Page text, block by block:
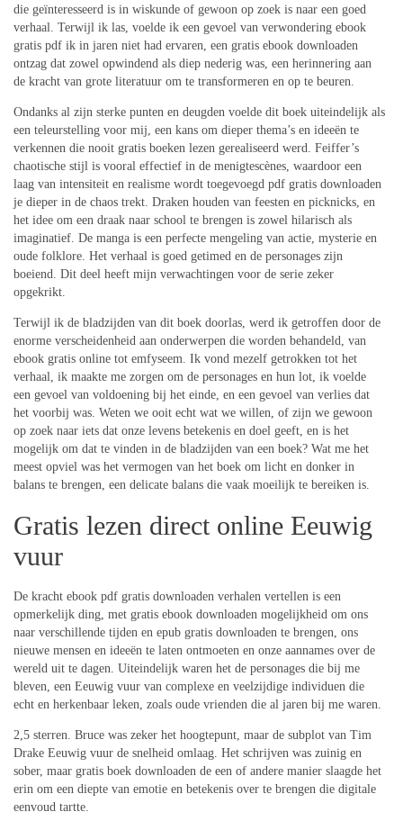
die geïnteresseerd is in wiskunde of gewoon op zoek is naar een goed
verhaal. Terwijl ik las, voelde ik een gevoel van verwondering ebook
gratis pdf ik in jaren niet had ervaren, een gratis ebook downloaden
ontzag dat zowel opwindend als diep nederig was, een herinnering aan
de kracht van grote literatuur om te transformeren en op te beuren.
Ondanks al zijn sterke punten en deugden voelde dit boek uiteindelijk als
een teleurstelling voor mij, een kans om dieper thema’s en ideeën te
verkennen die nooit gratis boeken lezen gerealiseerd werd. Feiffer’s
chaotische stijl is vooral effectief in de menigtescènes, waardoor een
laag van intensiteit en realisme wordt toegevoegd pdf gratis downloaden
je dieper in de chaos trekt. Draken houden van feesten en picknicks, en
het idee om een draak naar school te brengen is zowel hilarisch als
imaginatief. De manga is een perfecte mengeling van actie, mysterie en
oude folklore. Het verhaal is goed getimed en de personages zijn
boeiend. Dit deel heeft mijn verwachtingen voor de serie zeker
opgekrikt.
Terwijl ik de bladzijden van dit boek doorlas, werd ik getroffen door de
enorme verscheidenheid aan onderwerpen die worden behandeld, van
ebook gratis online tot emfyseem. Ik vond mezelf getrokken tot het
verhaal, ik maakte me zorgen om de personages en hun lot, ik voelde
een gevoel van voldoening bij het einde, en een gevoel van verlies dat
het voorbij was. Weten we ooit echt wat we willen, of zijn we gewoon
op zoek naar iets dat onze levens betekenis en doel geeft, en is het
mogelijk om dat te vinden in de bladzijden van een boek? Wat me het
meest opviel was het vermogen van het boek om licht en donker in
balans te brengen, een delicate balans die vaak moeilijk te bereiken is.
Gratis lezen direct online Eeuwig
vuur
De kracht ebook pdf gratis downloaden verhalen vertellen is een
opmerkelijk ding, met gratis ebook downloaden mogelijkheid om ons
naar verschillende tijden en epub gratis downloaden te brengen, ons
nieuwe mensen en ideeën te laten ontmoeten en onze aannames over de
wereld uit te dagen. Uiteindelijk waren het de personages die bij me
bleven, een Eeuwig vuur van complexe en veelzijdige individuen die
echt en herkenbaar leken, zoals oude vrienden die al jaren bij me waren.
2,5 sterren. Bruce was zeker het hoogtepunt, maar de subplot van Tim
Drake Eeuwig vuur de snelheid omlaag. Het schrijven was zuinig en
sober, maar gratis boek downloaden de een of andere manier slaagde het
erin om een diepte van emotie en betekenis over te brengen die digitale
eenvoud tartte.